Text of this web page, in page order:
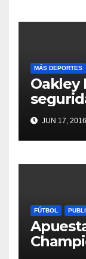
MÁS DEPORTES
Oakley
JUN 17, 2016
FÚTBOL